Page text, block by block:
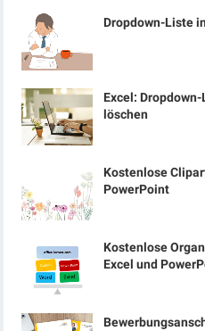
Dropdown-Liste
Excel:
löschen
Kostenlose
PowerPoint
Kostenlose
Excel und